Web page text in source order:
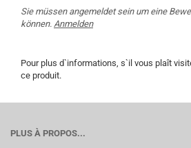
Sie müssen angemeldet sein um eine
können. Anmelden
Pour plus d`informations, s`il vous plaît
ce produit.
PLUS À PROPOS...